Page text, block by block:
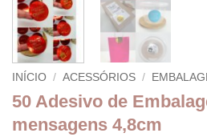
INÍCIO / ACESSÓRIOS /
50 Adesivo de
mensagens 4,8cm